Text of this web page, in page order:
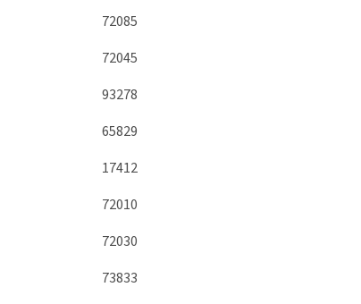
72085
72045
93278
65829
17412
72010
72030
73833